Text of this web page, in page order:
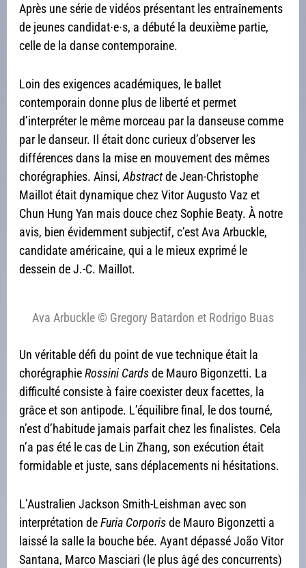
Après une série de vidéos présentant les entraînements
de jeunes candidat∙e∙s, a débuté la deuxième partie,
celle de la danse contemporaine.
Loin des exigences académiques, le ballet
contemporain donne plus de liberté et permet
d’interpréter le même morceau par la danseuse comme
par le danseur. Il était donc curieux d’observer les
différences dans la mise en mouvement des mêmes
chorégraphies. Ainsi,Abstractde Jean-Christophe
Maillot était dynamique chez Vitor Augusto Vaz et
Chun Hung Yan mais douce chez Sophie Beaty. À notre
avis, bien évidemment subjectif, c’est Ava Arbuckle,
candidate américaine, qui a le mieux exprimé le
dessein de J.-C. Maillot.
Ava Arbuckle © Gregory Batardon et Rodrigo Buas
Un véritable défi du point de vue technique était la
chorégraphieRossini Cardsde Mauro Bigonzetti. La
difficulté consiste à faire coexister deux facettes, la
grâce et son antipode. L’équilibre final, le dos tourné,
n’est d’habitude jamais parfait chez les finalistes. Cela
n’a pas été le cas de Lin Zhang, son exécution était
formidable et juste, sans déplacements ni hésitations.
L’Australien Jackson Smith-Leishman avec son
interprétation deFuria Corporisde Mauro Bigonzetti a
laissé la salle la bouche bée. Ayant dépassé João Vitor
Santana, Marco Masciari (le plus âgé des concurrents)